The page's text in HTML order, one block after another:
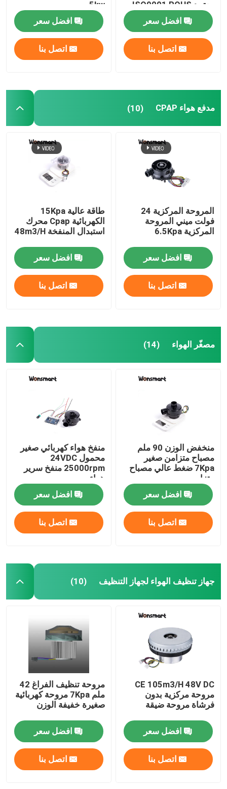
مدفوعات متواصلة عالية الضغط
مروحة تنفيس 48 فولت
معتمد ISO9001 ROHS
افضل سعر
اتصل بنا
5kw
افضل سعر
اتصل بنا
مدفع هواء CPAP (10)
المروحة المركزية 24
فولت ميني المروحة
المركزية 6.5Kpa
افضل سعر
اتصل بنا
طاقة عالية 15Kpa
الكهربائية Cpap محرك
استبدال المنفخة 48m3/H
افضل سعر
اتصل بنا
مصغّر الهواء (14)
منخفض الوزن 90 ملم
مصباح متزامن صغير
7Kpa ضغط عالي مصباح
متزامن
افضل سعر
اتصل بنا
منفخ هواء كهربائي صغير
محمول 24VDC
25000rpm منفخ سرير
هواء
افضل سعر
اتصل بنا
جهاز تنظيف الهواء لجهاز التنظيف (10)
CE 105m3/H 48V DC
مروحة مركزية بدون
فرشاة مروحة ضيقة
افضل سعر
اتصل بنا
مروحة تنظيف الفراغ 42
ملم 7Kpa مروحة كهربائية
صغيرة خفيفة الوزن
افضل سعر
اتصل بنا